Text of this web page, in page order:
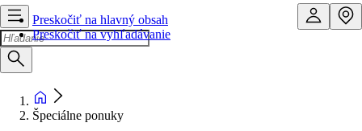
Preskočiť na hlavný obsah
Preskočiť na vyhľadávanie
Špeciálne ponuky